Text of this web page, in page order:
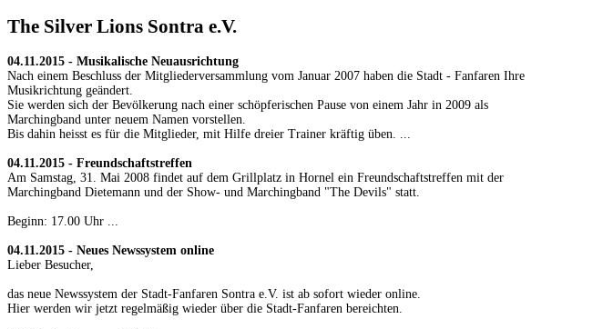
The Silver Lions Sontra e.V.
04.11.2015 - Musikalische Neuausrichtung
Nach einem Beschluss der Mitgliederversammlung vom Januar 2007 haben die Stadt - Fanfaren Ihre
Musikrichtung geändert.
Sie werden sich der Bevölkerung nach einer schöpferischen Pause von einem Jahr in 2009 als
Marchingband unter neuem Namen vorstellen.
Bis dahin heisst es für die Mitglieder, mit Hilfe dreier Trainer kräftig üben. ...
04.11.2015 - Freundschaftstreffen
Am Samstag, 31. Mai 2008 findet auf dem Grillplatz in Hornel ein Freundschaftstreffen mit der
Marchingband Dietemann und der Show- und Marchingband "The Devils" statt.
Beginn: 17.00 Uhr ...
04.11.2015 - Neues Newssystem online
Lieber Besucher,
das neue Newssystem der Stadt-Fanfaren Sontra e.V. ist ab sofort wieder online.
Hier werden wir jetzt regelmäßig wieder über die Stadt-Fanfaren bereichten.